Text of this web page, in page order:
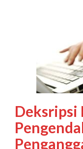
Deksripsi